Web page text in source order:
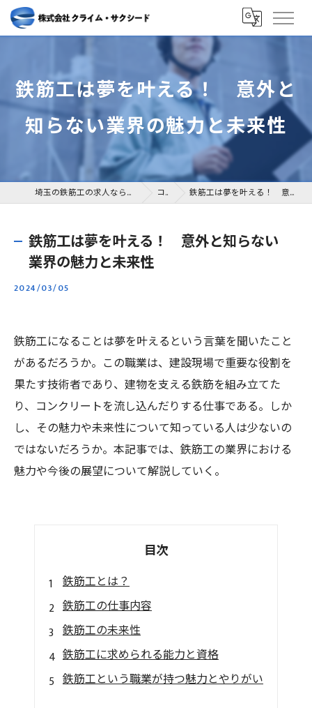
鉄筋工は夢を叶える！ 意外と
知らない業界の魅力と未来性
埼玉の鉄筋工の求人なら株式会社クライム・サクシード コラム 鉄筋工は夢を叶える！ 意外と知らない業界の魅力と未来性
鉄筋工は夢を叶える！ 意外と知らない
業界の魅力と未来性
2024/03/05
鉄筋工になることは夢を叶えるという言葉を聞いたこと
があるだろうか。この職業は、建設現場で重要な役割を
果たす技術者であり、建物を支える鉄筋を組み立てた
り、コンクリートを流し込んだりする仕事である。しか
し、その魅力や未来性について知っている人は少ないの
ではないだろうか。本記事では、鉄筋工の業界における
魅力や今後の展望について解説していく。
目次
鉄筋工とは？
鉄筋工の仕事内容
鉄筋工の未来性
鉄筋工に求められる能力と資格
鉄筋工という職業が持つ魅力とやりがい